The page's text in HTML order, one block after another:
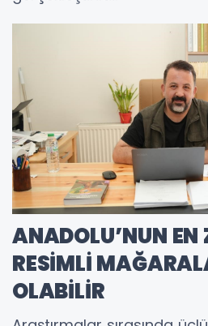
ANADOLU’NUN EN
RESİMLİ
OLABİLİR